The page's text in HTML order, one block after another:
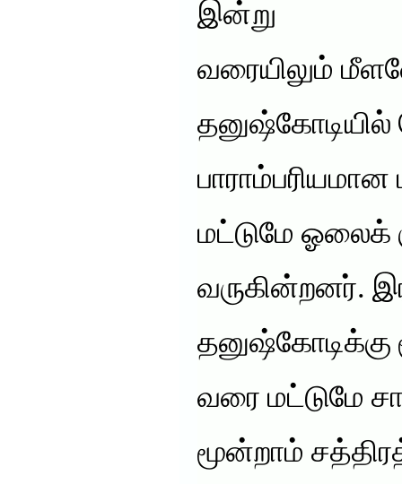
இன்று
வரையிலும்
தனுஷ்கோடியில்
மட்டுமே ஓலைக்
வருகின்றனர்.
தனுஷ்கோடிக்கு
வரை மட்டுமே
மூன்றாம்